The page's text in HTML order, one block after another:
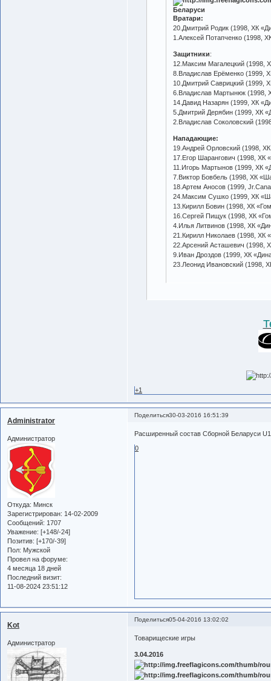
Беларуси
Вратари:
20.Дмитрий Родик (1998, ХК
1.Алексей Потапченко (1998,
Защитники:
12.Максим Магалецкий (1998,
8.Владислав Ерёменко (1999,
10.Дмитрий Саврицкий (1999,
6.Владислав Мартынюк (1998,
14.Давид Назарян (1999, ХК
5.Дмитрий Дерябин (1999, ХК
2.Владислав Соколовский
Нападающие:
19.Андрей Орловский (1998,
17.Егор Шарангович (1998, ХК
11.Игорь Мартынов (1999, ХК
7.Виктор Бовбель (1998, ХК
18.Артем Аносов (1999,
24.Максим Сушко (1999, ХК
13.Кирилл Бовин (1998, ХК
16.Сергей Пищук (1998, ХК
4.Илья Литвинов (1998, ХК
21.Кирилл Николаев (1998, ХК
22.Арсений Асташевич (1998,
9.Иван Дроздов (1999, ХК
23.Леонид Ивановский (1998,
+1
Поделиться30-03-2016 16:51:39
Administrator
Администратор
Откуда: Минск
Зарегистрирован: 14-02-2009
Сообщений: 1707
Уважение: [+148/-24]
Позитив: [+170/-39]
Пол: Мужской
Провел на форуме:
4 месяца 18 дней
Последний визит:
11-08-2024 23:51:12
Расширенный состав Сборной Беларуси
0
Поделиться05-04-2016 13:02:02
Kot
Администратор
Товарищеские игры
3.04.2016